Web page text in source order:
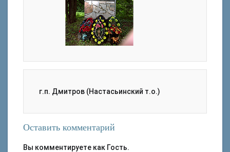
г.п. Дмитров (Настасьинский т.о.)
Оставить комментарий
Вы комментируете как Гость.